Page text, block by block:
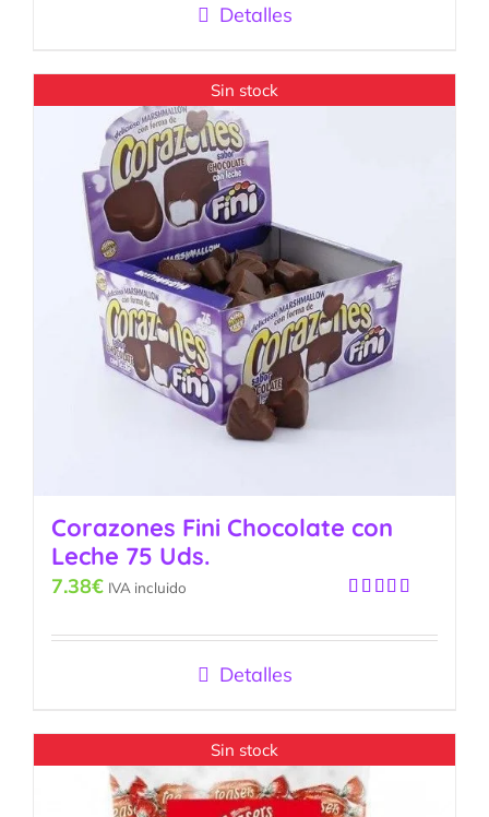
Detalles
Sin stock
Corazones Fini Chocolate con
Leche 75 Uds.
5
7.38€ IVA incluido
Detalles
Sin stock